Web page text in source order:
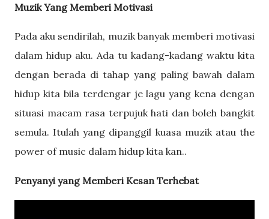
Muzik Yang Memberi Motivasi
Pada aku sendirilah, muzik banyak memberi motivasi
dalam hidup aku. Ada tu kadang-kadang waktu kita
dengan berada di tahap yang paling bawah dalam
hidup kita bila terdengar je lagu yang kena dengan
situasi macam rasa terpujuk hati dan boleh bangkit
semula. Itulah yang dipanggil kuasa muzik atau the
power of music dalam hidup kita kan..
Penyanyi yang Memberi Kesan Terhebat